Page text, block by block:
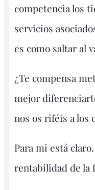
competencia los
servicios
es como saltar al
¿Te compensa
mejor
nos os riféis a los
Para mi está
rentabilidad de la